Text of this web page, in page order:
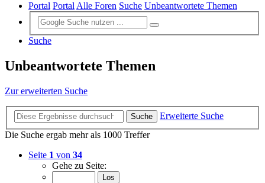
Portal PortalAlle Foren Suche Unbeantwortete Themen
Suche
Unbeantwortete Themen
Zur erweiterten Suche
Suche
Erweiterte Suche
Die Suche ergab mehr als 1000 Treffer
Seite 1 von 34
Gehe zu Seite: